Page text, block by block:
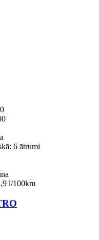
6 ātrumi
l/100km